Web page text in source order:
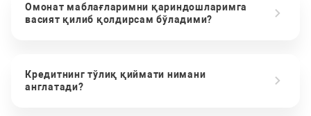
Омонат маблағларимни қариндошларимга
васият қилиб қолдирсам бўладими?
Кредитнинг тўлиқ қиймати нимани
англатади?